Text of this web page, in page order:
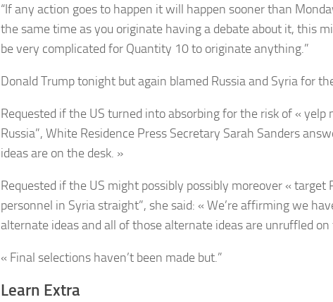
“If any action goes to happen it will happen sooner than
the same time as you originate having a debate about it, this
be very complicated for Quantity 10 to originate anything.”
Donald Trump tonight but again blamed Russia and Syria for
Requested if the US turned into absorbing for the risk of «
Russia”, White Residence Press Secretary Sarah Sanders
ideas are on the desk. »
Requested if the US might possibly possibly moreover « target
personnel in Syria straight”, she said: « We’re affirming we
alternate ideas and all of those alternate ideas are unruffled on
« Final selections haven’t been made but.”
Learn Extra